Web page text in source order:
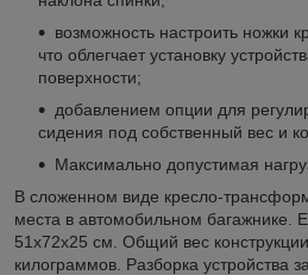
возможность настроить ножки
что облегчает установку
поверхности;
добавлением опции для
сидения под собственный вес и
Максимально допустимая
В сложенном виде кресло-
места в автомобильном багажнике.
51х72х25 см. Общий вес
килограммов. Разборка устройства